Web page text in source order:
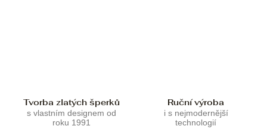
Tvorba zlatých šperků
s vlastním designem od
roku 1991
Ruční výroba
i s nejmodernější
technologií